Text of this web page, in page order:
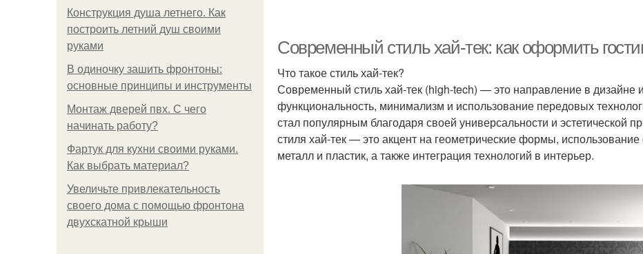
Конструкция душа летнего. Как
построить летний душ своими
руками
В одиночку зашить фронтоны:
основные принципы и инструменты
Монтаж дверей пвх. С чего
начинать работу?
Фартук для кухни своими руками.
Как выбрать материал?
Увеличьте привлекательность
своего дома с помощью фронтона
двухскатной крыши
Украшения в стиле Поделки в стиле Дача
Современный стиль хай-тек: как оформить
Что такое стиль хай-тек?
Современный стиль хай-тек (high-tech) — это направление в дизайне
функциональность, минимализм и использование передовых
стал популярным благодаря своей универсальности и эстетической
стиля хай-тек — это акцент на геометрические формы,
металл и пластик, а также интеграция технологий в интерьер.